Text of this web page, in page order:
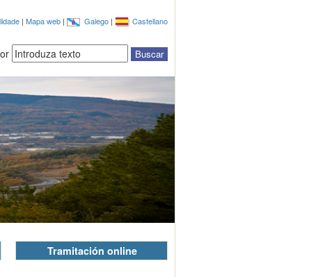
| Mapa web | Galego | Castellano
Tramitación online